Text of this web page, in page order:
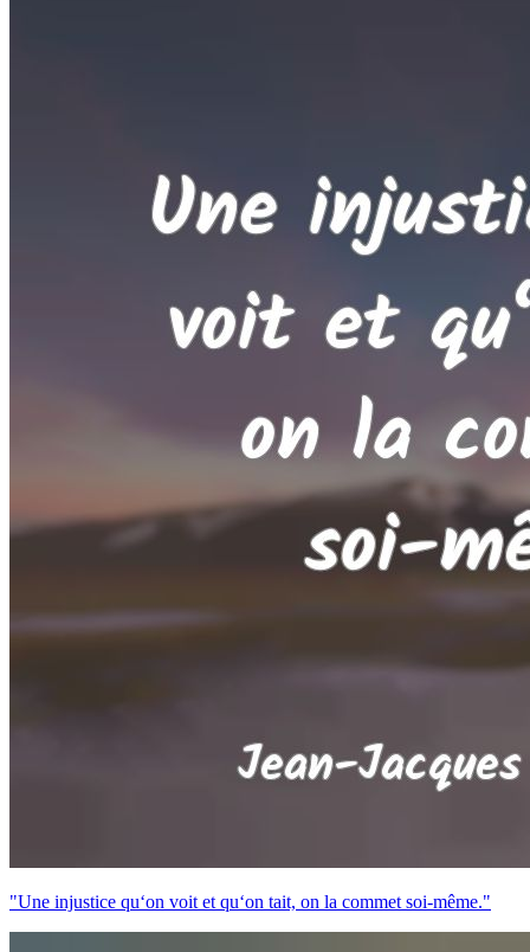
"Une injustice qu‘on voit et qu‘on tait, on la commet soi-même."